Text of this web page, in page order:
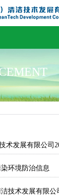
环境防治信息
技术发展有限